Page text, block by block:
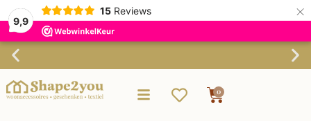
9,9
15 Reviews ×
Verzending binnen 3-4 werkdagen
0